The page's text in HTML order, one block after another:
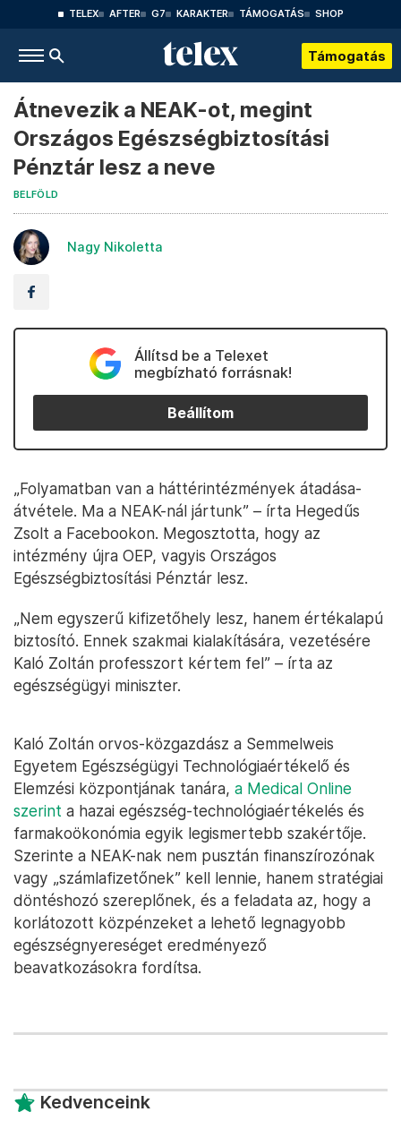
TELEX AFTER G7 KARAKTER TÁMOGATÁS SHOP
Támogatás
Átnevezik a NEAK-ot, megint
Országos Egészségbiztosítási
Pénztár lesz a neve
BELFÖLD
Nagy Nikoletta
Állítsd be a Telexet
megbízható forrásnak!
Beállítom
„Folyamatban van a háttérintézmények átadása-
átvétele. Ma a NEAK-nál jártunk” – írta Hegedűs
Zsolt a Facebookon. Megosztotta, hogy az
intézmény újra OEP, vagyis Országos
Egészségbiztosítási Pénztár lesz.
„Nem egyszerű kifizetőhely lesz, hanem értékalapú
biztosító. Ennek szakmai kialakítására, vezetésére
Kaló Zoltán professzort kértem fel” – írta az
egészségügyi miniszter.
Kaló Zoltán orvos-közgazdász a Semmelweis
Egyetem Egészségügyi Technológiaértékelő és
Elemzési központjának tanára, a Medical Online
szerint a hazai egészség-technológiaértékelés és
farmakoökonómia egyik legismertebb szakértője.
Szerinte a NEAK-nak nem pusztán finanszírozónak
vagy „számlafizetőnek” kell lennie, hanem stratégiai
döntéshozó szereplőnek, és a feladata az, hogy a
korlátozott közpénzeket a lehető legnagyobb
egészségnyereséget eredményező
beavatkozásokra fordítsa.
Kedvenceink